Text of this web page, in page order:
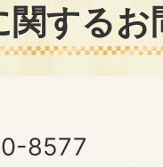
関する
8577